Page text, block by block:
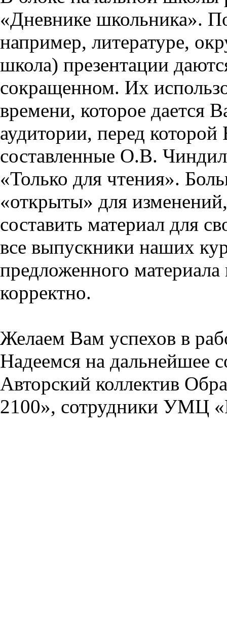
«Дневнике школьника».
например, литературе,
школа) презентации
сокращенном. Их
времени, которое дается
аудитории, перед
составленные О.В.
«Только для чтения».
«открыты» для
составить материал для
все выпускники наших
предложенного
корректно.
Желаем Вам успехов в
Надеемся на дальнейшее
Авторский коллектив
2100», сотрудники УМЦ